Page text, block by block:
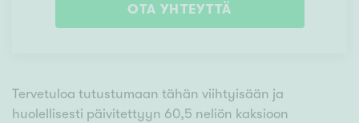
OTA YHTEYTTÄ
Tervetuloa tutustumaan tähän viihtyisään ja
huolellisesti päivitettyyn 60,5 neliön kaksioon